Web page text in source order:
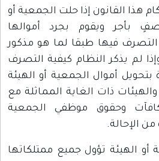
هذا القانون إذا حلت الجمعية أو
بأجر ويقوم بجرد أموالها
فيها طبقا لما هو مذكور
لم يذكر النظام كيفية التصرف
بتحويل أموال الجمعية أو الهيئة
ذات الغاية المماثلة مع
وحقوق موظفي الجمعية
الإحالة.
أو الهيئة تؤول جميع ممتلكاتها